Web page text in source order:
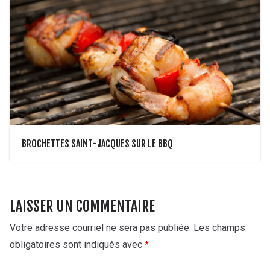
BROCHETTES SAINT-JACQUES SUR LE BBQ
LAISSER UN COMMENTAIRE
Votre adresse courriel ne sera pas publiée. Les champs
obligatoires sont indiqués avec *